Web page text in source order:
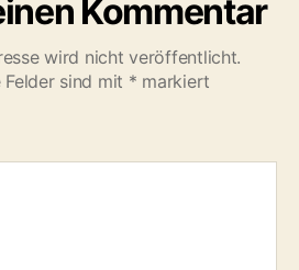
Kommentar
wird nicht veröffentlicht.
sind mit * markiert